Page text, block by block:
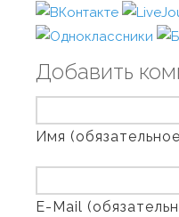
Добавить
Имя
E-Mail